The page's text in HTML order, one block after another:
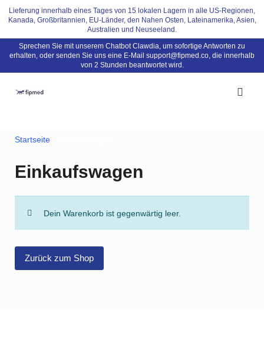
Skip
content
Lieferung innerhalb eines Tages von 15 lokalen Lagern in alle US-Regionen,
Kanada, Großbritannien, EU-Länder, den Nahen Osten, Lateinamerika, Asien,
Australien und Neuseeland.
Sprechen Sie mit unserem Chatbot Clawdia, um sofortige Antworten zu
erhalten, oder senden Sie uns eine E-Mail support@fipmed.co, die innerhalb
von 2 Stunden beantwortet wird.
Startseite
Einkaufswagen
Dein Warenkorb ist gegenwärtig leer.
Zurück zum Shop